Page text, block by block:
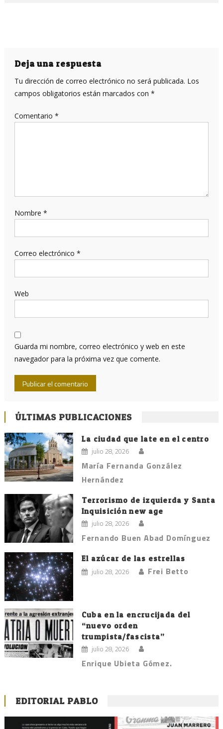
Deja una respuesta
Tu dirección de correo electrónico no será publicada. Los
campos obligatorios están marcados con *
Comentario *
Nombre *
Correo electrónico *
Web
Guarda mi nombre, correo electrónico y web en este
navegador para la próxima vez que comente.
ÚLTIMAS PUBLICACIONES
La ciudad que late en el centro
julio 28, 2026
María Fernanda González
Hernández
Terrorismo de izquierda y Santa
Inquisición new age
julio 28, 2026
Fernando Buen Abad Domínguez
El azúcar de las estrellas
julio 28, 2026 Frei Betto
Cuba en la encrucijada del
“nuevo orden
trumpista/fascista”
julio 28, 2026
Enrique Ubieta Gómez.
EDITORIAL PABLO